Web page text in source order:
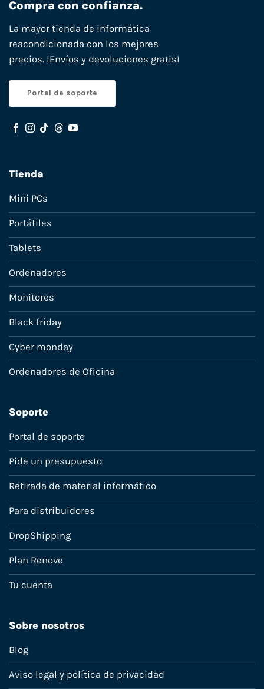
Compra con confianza.
La mayor tienda de informática
reacondicionada con los mejores
precios. ¡Envíos y devoluciones gratis!
Portal de soporte
Tienda
Mini PCs
Portátiles
Tablets
Ordenadores
Monitores
Black friday
Cyber monday
Ordenadores de Oficina
Soporte
Portal de soporte
Pide un presupuesto
Retirada de material informático
Para distribuidores
DropShipping
Plan Renove
Tu cuenta
Sobre nosotros
Blog
Aviso legal y política de privacidad